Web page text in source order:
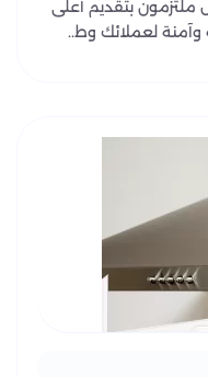
بتقديم أعلى
لعملائك وط..